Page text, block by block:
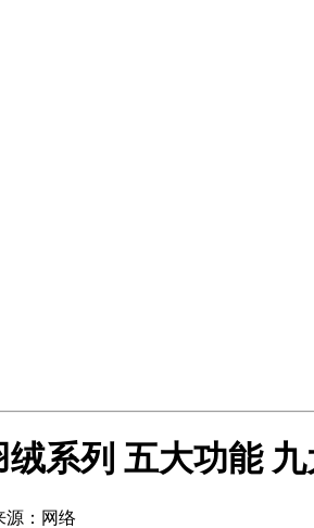
系列 五大功能
源：网络